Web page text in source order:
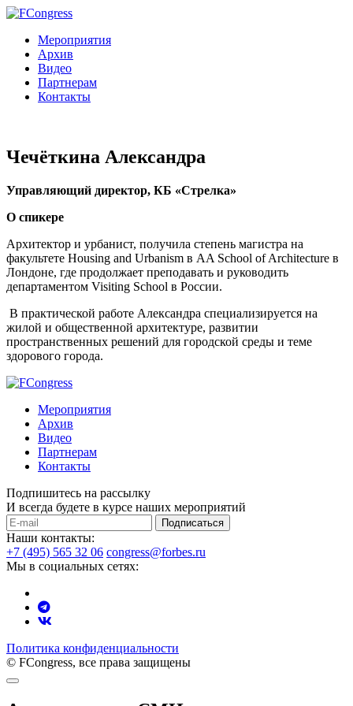
Мероприятия
Архив
Видео
Партнерам
Контакты
Чечёткина Александра
Управляющий директор, КБ «Стрелка»
О спикере
Архитектор и урбанист, получила степень магистра на
факультете Housing and Urbanism в AA School of Architecture в
Лондоне, где продолжает преподавать и руководить
департаментом Visiting School в России.
В практической работе Александра специализируется на
жилой и общественной архитектуре, развитии
пространственных решений для городской среды и теме
здорового города.
Мероприятия
Архив
Видео
Партнерам
Контакты
Подпишитесь на рассылку
И всегда будете в курсе наших мероприятий
Подписаться
Наши контакты:
+7 (495) 565 32 06 congress@forbes.ru
Мы в социальных сетях:
Политика конфиденциальности
© FCongress, все права защищены